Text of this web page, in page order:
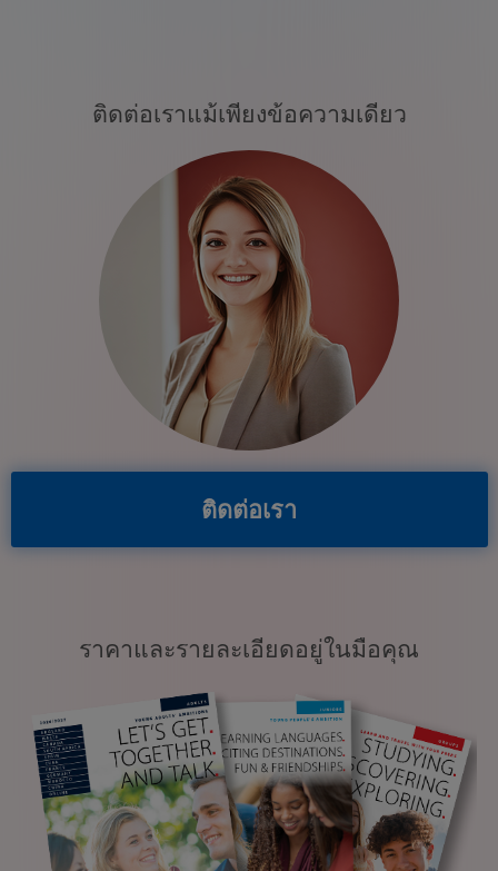
ติดต่อเราแม้เพียงข้อความเดียว
ติดต่อเรา
ราคาและรายละเอียดอยู่ในมือคุณ